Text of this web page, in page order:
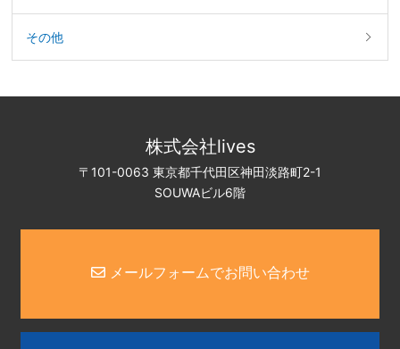
その他
株式会社lives
〒101-0063 東京都千代田区神田淡路町2-1
SOUWAビル6階
メールフォームでお問い合わせ